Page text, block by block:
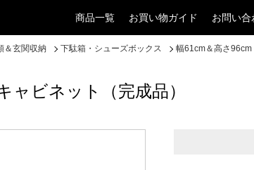
商品一覧 お買い物ガイド お問い合
＆玄関収納 下駄箱・シューズボックス 幅61cm＆高さ96cm
ャビネット（完成品）